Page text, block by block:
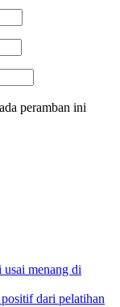
peramban ini
menang di
dari pelatihan